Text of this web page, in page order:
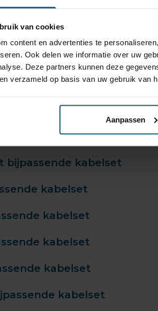
van cookies
content en advertenties te
Ook delen we informatie over uw
Deze partners kunnen deze
verzameld op basis van uw gebruik van
Aanpassen
alle onderstaande
kabelset
bijpassende kabelset
bijpassende kabelset
bijpassende kabelset
bijpassende kabelset
kabelset
kabelset
kabelset
kabelset
kabelset